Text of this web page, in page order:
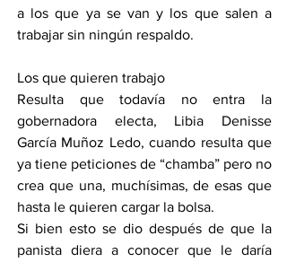
a los que ya se van y los que salen a
trabajar sin ningún respaldo.
Los que quieren trabajo
Resulta que todavía no entra la
gobernadora electa, Libia Denisse
García Muñoz Ledo, cuando resulta que
ya tiene peticiones de “chamba” pero no
crea que una, muchísimas, de esas que
hasta le quieren cargar la bolsa.
Si bien esto se dio después de que la
panista diera a conocer que le daría